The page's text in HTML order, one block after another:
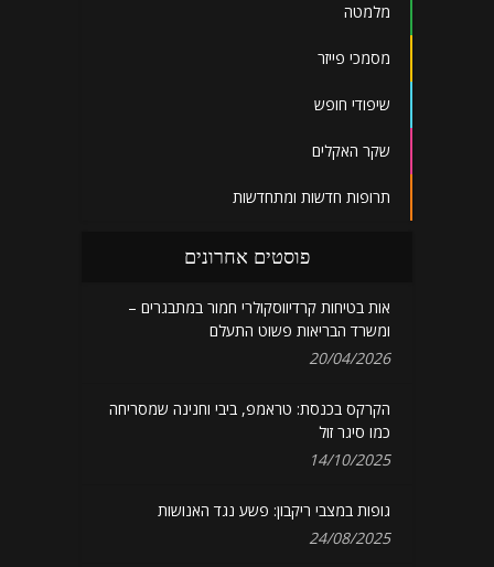
מלמטה
מסמכי פייזר
שיפודי חופש
שקר האקלים
תרופות חדשות ומתחדשות
פוסטים אחרונים
אות בטיחות קרדיווסקולרי חמור במתבגרים –
ומשרד הבריאות פשוט התעלם
20/04/2026
הקרקס בכנסת: טראמפ, ביבי וחנינה שמסריחה
כמו סיגר זול
14/10/2025
גופות במצבי ריקבון: פשע נגד האנושות
24/08/2025